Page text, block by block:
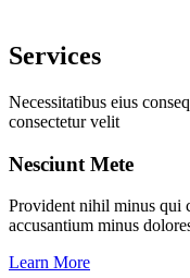
Services
Necessitatibus eius
consectetur velit
Nesciunt Mete
Provident nihil minus qui
accusantium minus
Learn More